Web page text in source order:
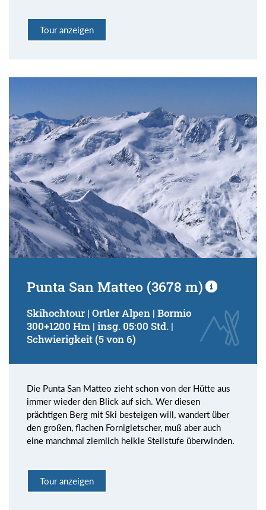
Tour anzeigen
Punta San Matteo (3678 m)
Skihochtour | Ortler Alpen | Bormio
300+1200 Hm | insg. 05:00 Std. |
Schwierigkeit (5 von 6)
Die Punta San Matteo zieht schon von der Hütte aus
immer wieder den Blick auf sich. Wer diesen
prächtigen Berg mit Ski besteigen will, wandert über
den großen, flachen Fornigletscher, muß aber auch
eine manchmal ziemlich heikle Steilstufe überwinden.
Tour anzeigen